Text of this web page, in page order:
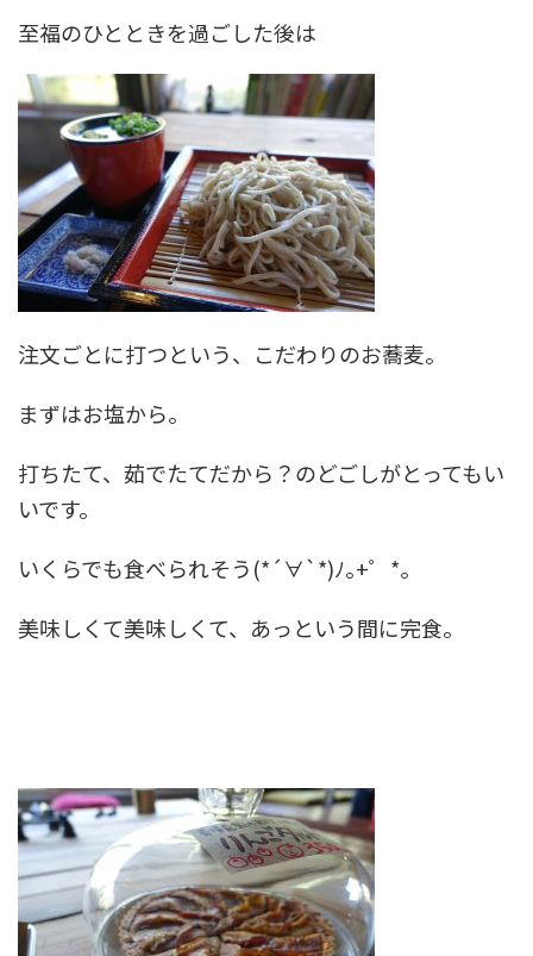
至福のひとときを過ごした後は
注文ごとに打つという、こだわりのお蕎麦。
まずはお塩から。
打ちたて、茹でたてだから？のどごしがとってもい
いです。
いくらでも食べられそう(*´∀`*)ﾉ｡+゜*｡
美味しくて美味しくて、あっという間に完食。